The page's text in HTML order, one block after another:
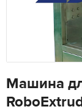
Машина